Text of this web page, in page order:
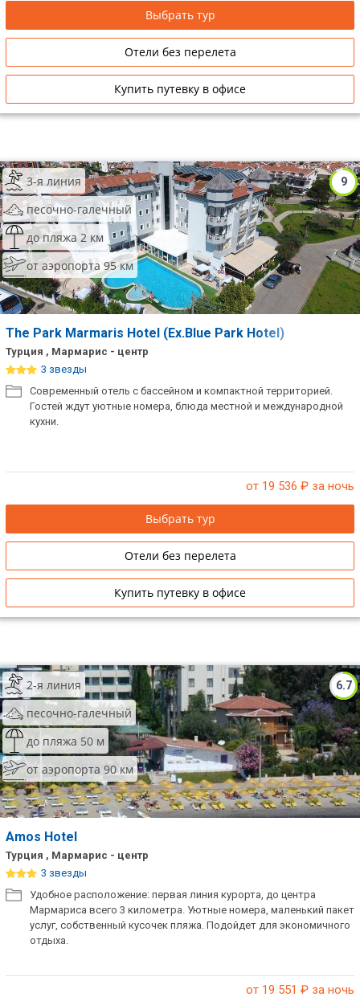
Выбрать тур
Отели без перелета
Купить путевку в офисе
9
3-я линия
песочно-галечный
до пляжа 2 км
от аэропорта 95 км
The Park Marmaris Hotel (Ex.Blue Park Hotel)
Турция , Мармарис - центр
3 звезды
Современный отель с бассейном и компактной территорией.
Гостей ждут уютные номера, блюда местной и международной
кухни.
от 19 536 ₽ за ночь
Выбрать тур
Отели без перелета
Купить путевку в офисе
6.7
2-я линия
песочно-галечный
до пляжа 50 м
от аэропорта 90 км
Amos Hotel
Турция , Мармарис - центр
3 звезды
Удобное расположение: первая линия курорта, до центра
Мармариса всего 3 километра. Уютные номера, маленький пакет
услуг, собственный кусочек пляжа. Подойдет для экономичного
отдыха.
от 19 551 ₽ за ночь